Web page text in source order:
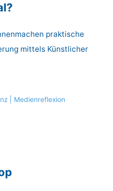
praktische
mittels Künstlicher
| Medienreflexion